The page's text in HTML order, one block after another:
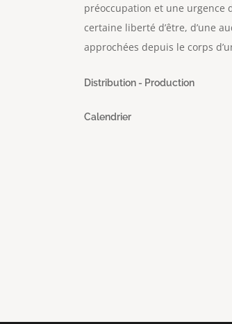
préoccupation et une urgence
certaine liberté d’être, d’une
approchées depuis le corps
Distribution - Production
Calendrier